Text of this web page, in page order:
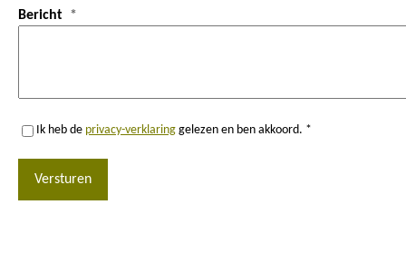
Bericht
Ik heb de privacy-verklaring gelezen en ben akkoord. *
Versturen